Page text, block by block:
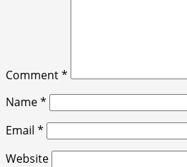
Comment*
Name*
Email *
Website